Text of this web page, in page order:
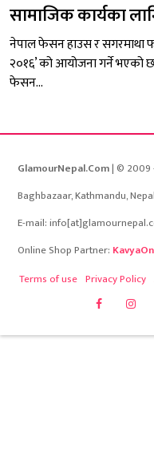
सामाजिक कार्यका
नेपाल फेसन हाउस र सगरमाथा
२०१६’ को आयोजना गर्ने भएको
फेसन...
GlamourNepal.Com| © 2009
Baghbazaar, Kathmandu,
E-mail:
Online Shop Partner:
Terms of use Privacy Policy